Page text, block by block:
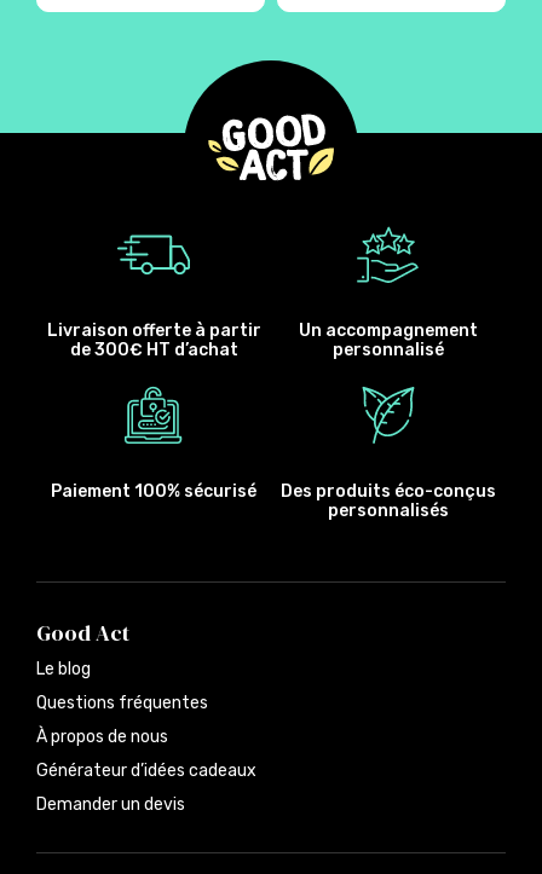
Livraison offerte à partir
de 300€ HT d’achat
Un accompagnement
personnalisé
Paiement 100% sécurisé
Des produits éco-conçus
personnalisés
Good Act
Le blog
Questions fréquentes
À propos de nous
Générateur d’idées cadeaux
Demander un devis